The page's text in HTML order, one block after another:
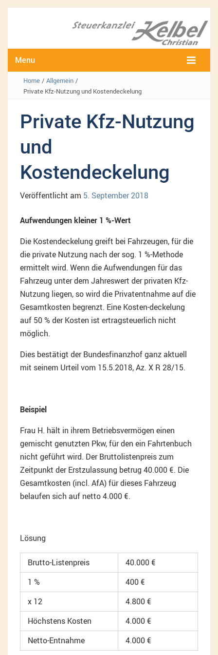
Menu
Home / Allgemein /
Private Kfz-Nutzung und Kostendeckelung
Private Kfz-Nutzung
und
Kostendeckelung
Veröffentlicht am 5. September 2018
Aufwendungen kleiner 1 %-Wert
Die Kostendeckelung greift bei Fahrzeugen, für die
die private Nutzung nach der sog. 1 %-Methode
ermittelt wird. Wenn die Aufwendungen für das
Fahrzeug unter dem Jahreswert der privaten Kfz-
Nutzung liegen, so wird die Privatentnahme auf die
Gesamtkosten begrenzt. Eine Kosten-deckelung
auf 50 % der Kosten ist ertragsteuerlich nicht
möglich.
Dies bestätigt der Bundesfinanzhof ganz aktuell
mit seinem Urteil vom 15.5.2018, Az. X R 28/15.
Beispiel
Frau H. hält in ihrem Betriebsvermögen einen
gemischt genutzten Pkw, für den ein Fahrtenbuch
nicht geführt wird. Der Bruttolistenpreis zum
Zeitpunkt der Erstzulassung betrug 40.000 €. Die
Gesamtkosten (incl. AfA) für dieses Fahrzeug
belaufen sich auf netto 4.000 €.
Lösung
Brutto-Listenpreis
40.000 €
1 %
400 €
x 12
4.800 €
Höchstens Kosten
4.000 €
Netto-Entnahme
4.000 €